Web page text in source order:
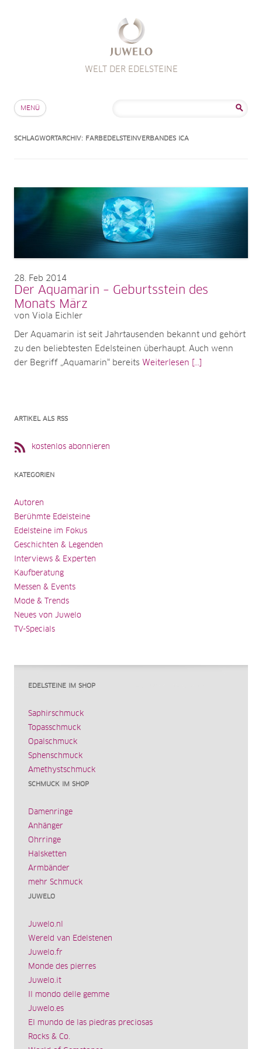
WELT DER EDELSTEINE
MENÜ
SCHLAGWORTARCHIV: FARBEDELSTEINVERBANDES ICA
28 Feb 2014
Der Aquamarin – Geburtsstein des
Monats März
von Viola Eichler
Der Aquamarin ist seit Jahrtausenden bekannt und gehört
zu den beliebtesten Edelsteinen überhaupt. Auch wenn
der Begriff „Aquamarin“ bereits Weiterlesen [...]
ARTIKEL ALS RSS
kostenlos abonnieren
KATEGORIEN
Autoren
Berühmte Edelsteine
Edelsteine im Fokus
Geschichten & Legenden
Interviews & Experten
Kaufberatung
Messen & Events
Mode & Trends
Neues von Juwelo
TV-Specials
EDELSTEINE IM SHOP
Saphirschmuck
Topasschmuck
Opalschmuck
Sphenschmuck
Amethystschmuck
SCHMUCK IM SHOP
Damenringe
Anhänger
Ohrringe
Halsketten
Armbänder
mehr Schmuck
JUWELO
Juwelo.nl
Wereld van Edelstenen
Juwelo.fr
Monde des pierres
Juwelo.it
Il mondo delle gemme
Juwelo.es
El mundo de las piedras preciosas
Rocks & Co.